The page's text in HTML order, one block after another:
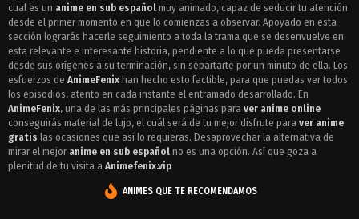
Episodio 3 - Yeosin-gangnim (True Beauty)
Episodio 2 - Yeosin-gangnim (True Beauty)
Episodio 1 - Yeosin-gangnim (True Beauty)
cual es un anime en sub español muy animado, capaz de seducir tu atención
desde el primer momento en que lo comienzas a observar. Apoyado en esta
sección lograrás hacerle seguimiento a toda la trama que se desenvuelve en
esta relevante e interesante historia, pendiente a lo que pueda presentarse
desde sus orígenes a su terminación, sin separtarte por un minuto de ella. Los
esfuerzos de AnimeFenix han hecho esto factible, para que puedas ver todos
los episodios, atento en cada instante el entramado desarrollado. En
AnimeFenix, una de las más principales páginas para ver anime online
conseguirás material de lujo, el cuál será de tu mejor disfrute para ver anime
gratis las ocasiones que así lo requieras. Desaprovechar la alternativa de
mirar el mejor anime en sub español no es una opción. Así que goza a
plenitud de tu visita a Animefenix.vip
ANIMES QUE TE RECOMENDAMOS